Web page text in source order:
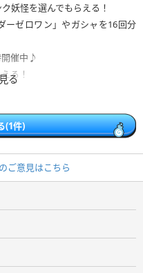
妖怪を選んでもらえる！
ーゼロワン」やガシャを16回分
開催中♪
る！
様
セージを送った相手にプレゼン
す。
る
(1件)
ご意見はこちら